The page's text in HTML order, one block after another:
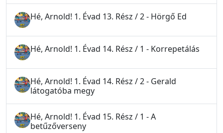
Hé, Arnold! 1. Évad 13. Rész / 2 - Hörgő Ed
Hé, Arnold! 1. Évad 14. Rész / 1 - Korrepetálás
Hé, Arnold! 1. Évad 14. Rész / 2 - Gerald
látogatóba megy
Hé, Arnold! 1. Évad 15. Rész / 1 - A
betűzőverseny